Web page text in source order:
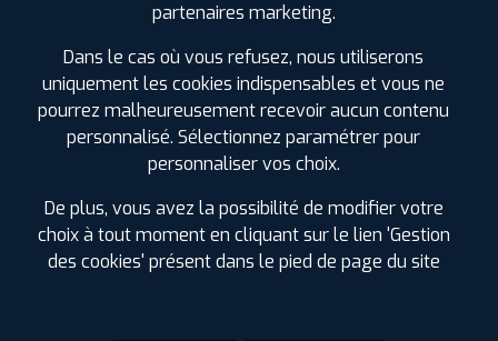
partenaires marketing.
Dans le cas où vous refusez, nous utiliserons
uniquement les cookies indispensables et vous ne
pourrez malheureusement recevoir aucun contenu
personnalisé. Sélectionnez paramétrer pour
personnaliser vos choix.
De plus, vous avez la possibilité de modifier votre
choix à tout moment en cliquant sur le lien 'Gestion
des cookies' présent dans le pied de page du site